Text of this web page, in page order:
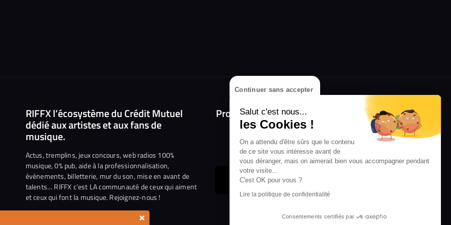
Continuer sans accepter
Salut c'est nous...
les Cookies !
On a attendu d'être sûrs que le contenu
de ce site vous intéresse avant de
vous déranger, mais on aimerait bien vous accompagner pendant
votre visite...
C'est OK pour vous ?
Lire la politique de confidentialité
Consentements certifiés par
RIFFX l’écosystème du Crédit Mutuel
dédié aux artistes et aux fans de
musique.
Actus, tremplins, jeux concours, web radios 100%
musique, 0% pub, aide à la professionnalisation,
événements, billetterie, mur du son, mise en avant de
talents… RIFFX c’est LA communauté de ceux qui aiment
et ceux qui font la musique. Rejoignez-nous !
Prolongez l'expérience avec l'application
RIFFX !
Disponible sur l'App Store et Google Play
×